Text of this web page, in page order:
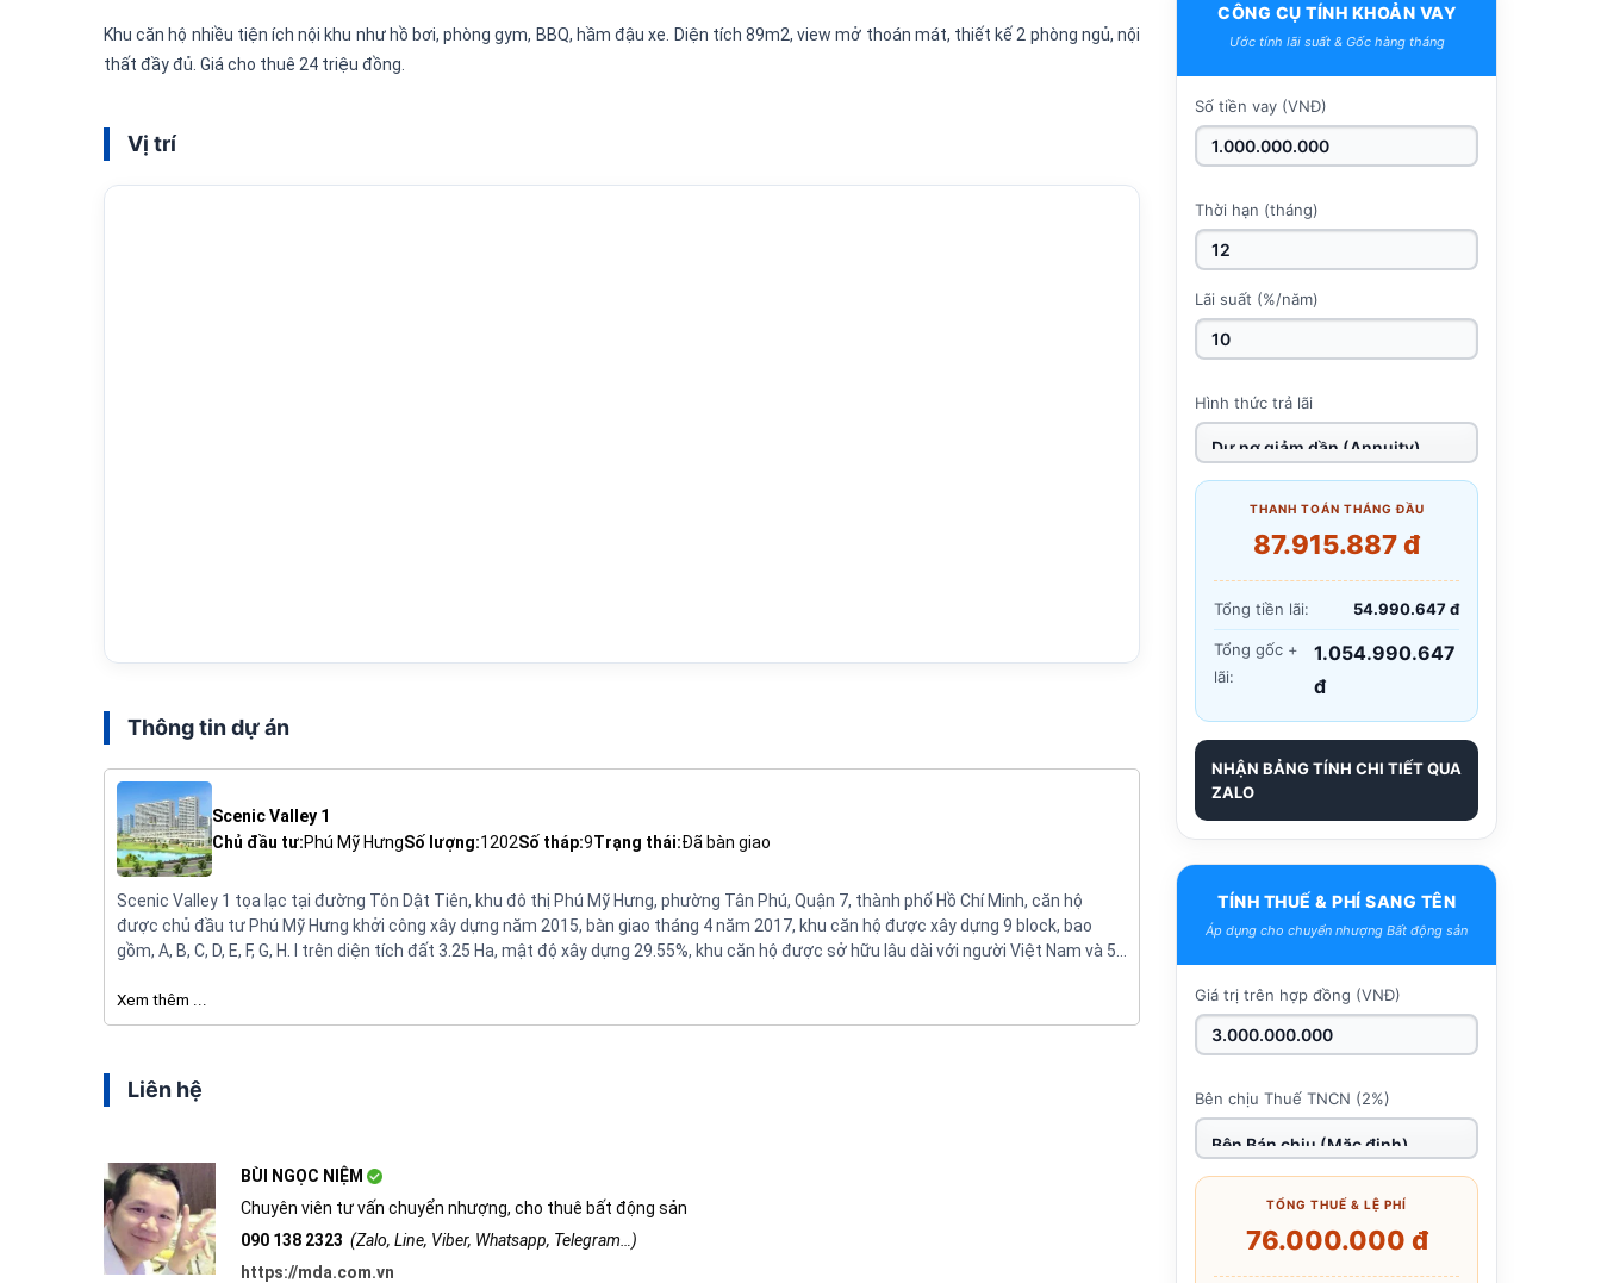
Khu căn hộ nhiều tiện ích nội khu như hồ bơi, phòng gym, BBQ, hầm đậu xe. Diện tích 89m2, view mở thoán mát, thiết kế 2 phòng ngủ, nội
thất đầy đủ. Giá cho thuê 24 triệu đồng.
Vị trí
Thông tin dự án
Scenic Valley 1
Chủ đầu tư:Phú Mỹ HưngSố lượng:1202Số tháp:9Trạng thái:Đã bàn giao
Scenic Valley 1 tọa lạc tại đường Tôn Dật Tiên, khu đô thị Phú Mỹ Hưng, phường Tân Phú, Quận 7, thành phố Hồ Chí Minh, căn hộ
được chủ đầu tư Phú Mỹ Hưng khởi công xây dựng năm 2015, bàn giao tháng 4 năm 2017, khu căn hộ được xây dựng 9 block, bao
gồm, A, B, C, D, E, F, G, H. I trên diện tích đất 3.25 Ha, mật độ xây dựng 29.55%, khu căn hộ được sở hữu lâu dài với người Việt Nam và 50
Xem thêm ...
Liên hệ
BÙI NGỌC NIỆM
Chuyên viên tư vấn chuyển nhượng, cho thuê bất động sản
090 138 2323 (Zalo, Line, Viber, Whatsapp, Telegram…)
https://mda.com.vn
CÔNG CỤ TÍNH KHOẢN VAY
Ước tính lãi suất & Gốc hàng tháng
Số tiền vay (VNĐ)
Thời hạn (tháng)
Lãi suất (%/năm)
Hình thức trả lãi
THANH TOÁN THÁNG ĐẦU
87.915.887 đ
Tổng tiền lãi: 54.990.647 đ
Tổng gốc +
lãi:
1.054.990.647
đ
NHẬN BẢNG TÍNH CHI TIẾT QUA
ZALO
TÍNH THUẾ & PHÍ SANG TÊN
Áp dụng cho chuyển nhượng Bất động sản
Giá trị trên hợp đồng (VNĐ)
Bên chịu Thuế TNCN (2%)
TỔNG THUẾ & LỆ PHÍ
76.000.000 đ